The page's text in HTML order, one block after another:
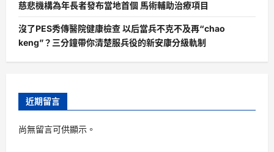
慈悲機構為年長者發布當地首個 馬術輔助治療項目
沒了PES秀傳醫院健康檢查 以后當兵不克不及再“chao
keng”？三分鐘帶你清楚服兵役的新安康分級軌制
近期留言
尚無留言可供顯示。